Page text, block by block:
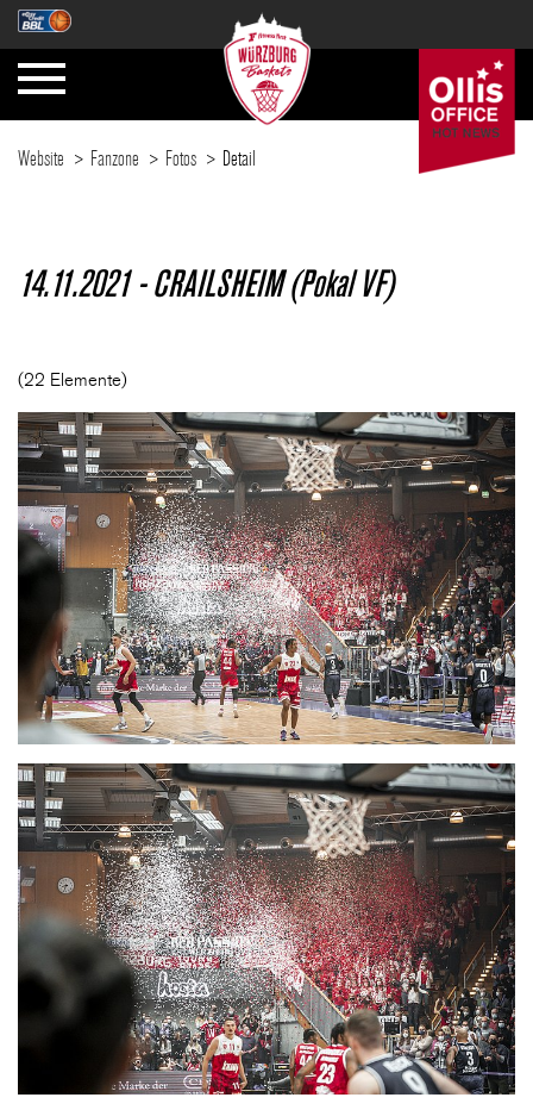
SAISON
NEWS
FANZONE
CLUB
DANCERS
PARTNER
WÜRZBURG-BASKETS-DYN
AKADEMIE
Website Fanzone Fotos Detail
14.11.2021 - CRAILSHEIM (Pokal VF)
(22 Elemente)